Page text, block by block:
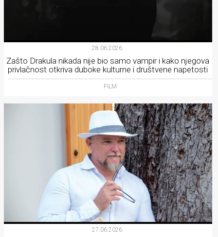
28.06.2026.
Zašto Drakula nikada nije bio samo vampir i kako njegova
privlačnost otkriva duboke kulturne i društvene napetosti
FILM
27.06.2026.